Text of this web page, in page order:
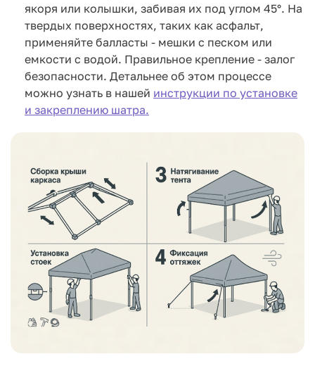
якоря или колышки, забивая их под углом 45°. На
твердых поверхностях, таких как асфальт,
применяйте балласты - мешки с песком или
емкости с водой. Правильное крепление - залог
безопасности. Детальнее об этом процессе
можно узнать в нашей инструкции по установке
и закреплению шатра.